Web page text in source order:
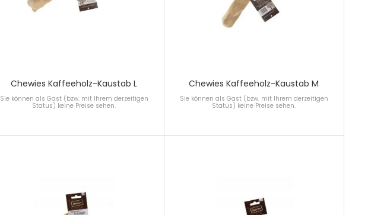
Chewies Kaffeeholz-Kaustab L
Sie können als Gast (bzw. mit Ihrem derzeitigen
Status) keine Preise sehen.
Chewies Kaffeeholz-Kaustab M
Sie können als Gast (bzw. mit Ihrem derzeitigen
Status) keine Preise sehen.